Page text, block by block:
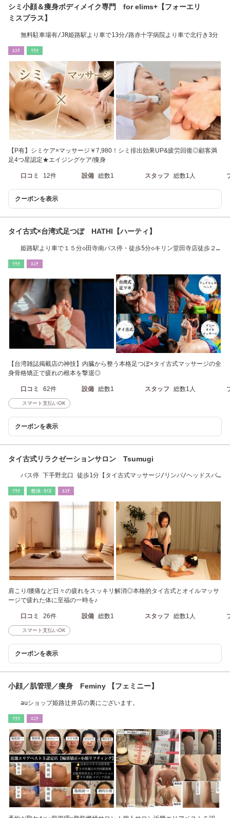
シミ小顔＆痩身ボディメイク専門 for elims+【フォーエリ
ミスプラス】
無料駐車場有/JR姫路駅より車で13分/路赤十字病院より車で北行き3分
ｴｽﾃ ﾘﾗｸ
【P有】シミケア×マッサージ￥7,980！シミ排出効果UP&疲労回復◎顧客満
足4つ星認定★エイジングケア/痩身
口コミ 12件 設備 総数1 スタッフ 総数1人
クーポンを表示
タイ古式×台湾式足つぼ HATHI【ハーティ】
姫路駅より車で１５分◇田寺南バス停・徒歩5分◇キリン堂田寺店徒歩２
ﾘﾗｸ ｴｽﾃ
【台湾雑誌掲載店の神技】内臓から整う本格足つぼ×タイ古式マッサージの全
身骨格矯正で疲れの根本を撃退◎
口コミ 62件 設備 総数1 スタッフ 総数1人
スマート支払いOK
クーポンを表示
タイ古式リラクゼーションサロン Tsumugi
バス停 下手野北口 徒歩1分【タイ古式マッサージ/リンパ/ヘッドスパ/
ﾘﾗｸ 整体･ｶｲﾛ ｴｽﾃ
肩こり/腰痛など日々の疲れをスッキリ解消◎本格的タイ古式とオイルマッサ
ージで疲れた体に至福の一時を♪
口コミ 26件 設備 総数1 スタッフ 総数1人
スマート支払いOK
クーポンを表示
小顔／肌管理／痩身 Feminy 【フェミニー】
auショップ姫路辻井店の裏にございます。
ﾘﾗｸ ｴｽﾃ